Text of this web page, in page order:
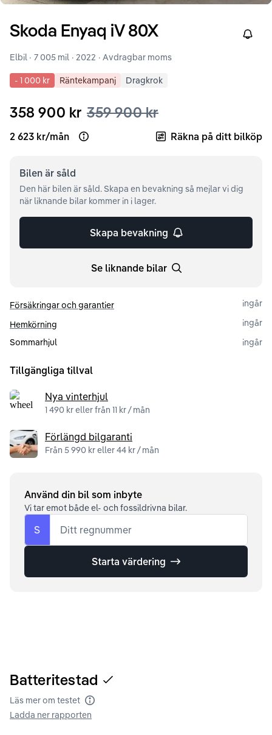
Skoda Enyaq iV 80X Right
Elbil · 7 005 mil · 2022 · Avdragbar moms
- 1 000 kr Räntekampanj Dragkrok
358 900 kr 359 900 kr
2 623 kr/mån Open loan example Räkna på ditt bilköp
Bilen är såld
Den här bilen är såld. Skapa en bevakning så mejlar vi dig
när liknande bilar kommer in i lager.
Skapa bevakning
Se liknande bilar
Försäkringar och garantier
ingår
Hemkörning
ingår
Sommarhjul
ingår
Tillgängliga tillval
Nya vinterhjul
1 490 kr eller från 11 kr / mån
Förlängd bilgaranti
Från 5 990 kr eller 44 kr / mån
Använd din bil som inbyte
Vi tar emot både el- och fossildrivna bilar.
S Ditt regnummer
Starta värdering
Batteritestad
Läs mer om testet Batteritest
Ladda ner rapporten